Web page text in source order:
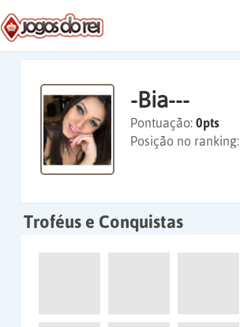
-Bia---
Pontuação: 0pts
Posição no ranking:
Troféus e Conquistas